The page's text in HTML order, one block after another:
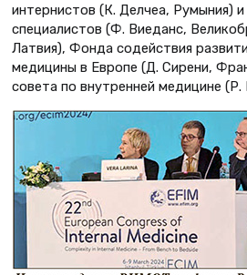
интернистов (К. Делчеа, Румыния)
специалистов (Ф. Виеданс,
Латвия), Фонда содействия
медицины в Европе (Д. Сирени,
совета по внутренней медицине